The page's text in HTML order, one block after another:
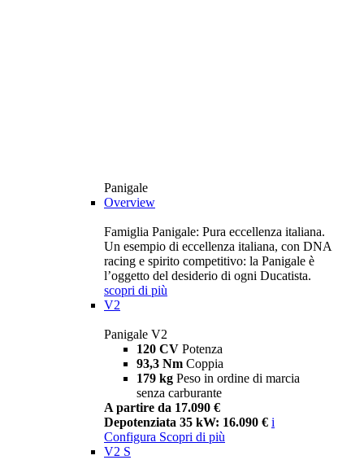
Panigale
Overview
Famiglia Panigale: Pura eccellenza italiana.
Un esempio di eccellenza italiana, con DNA
racing e spirito competitivo: la Panigale è
l’oggetto del desiderio di ogni Ducatista.
scopri di più
V2
Panigale V2
120 CV Potenza
93,3 Nm Coppia
179 kg Peso in ordine di marcia
senza carburante
A partire da 17.090 €
Depotenziata 35 kW: 16.090 € i
Configura Scopri di più
V2 S